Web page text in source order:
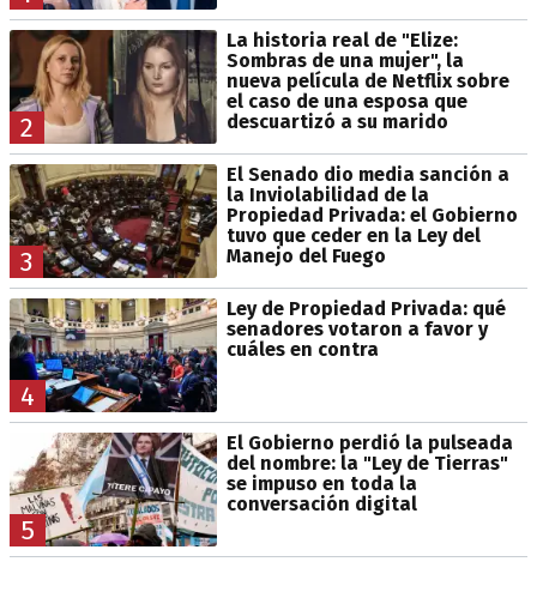
2
La historia real de "Elize:
Sombras de una mujer", la
nueva película de Netflix sobre
el caso de una esposa que
descuartizó a su marido
3
El Senado dio media sanción a
la Inviolabilidad de la
Propiedad Privada: el Gobierno
tuvo que ceder en la Ley del
Manejo del Fuego
4
Ley de Propiedad Privada: qué
senadores votaron a favor y
cuáles en contra
5
El Gobierno perdió la pulseada
del nombre: la "Ley de Tierras"
se impuso en toda la
conversación digital